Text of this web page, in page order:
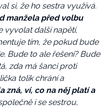
si, že ho sestra využívá.
manžela před volbu
vyvolat další napětí,
tím, že pokud bude
Bude to ale řešení? Bude
zda má šanci proti
tolik chrání a
zná, ví, co na něj platí a
i se sestrou,